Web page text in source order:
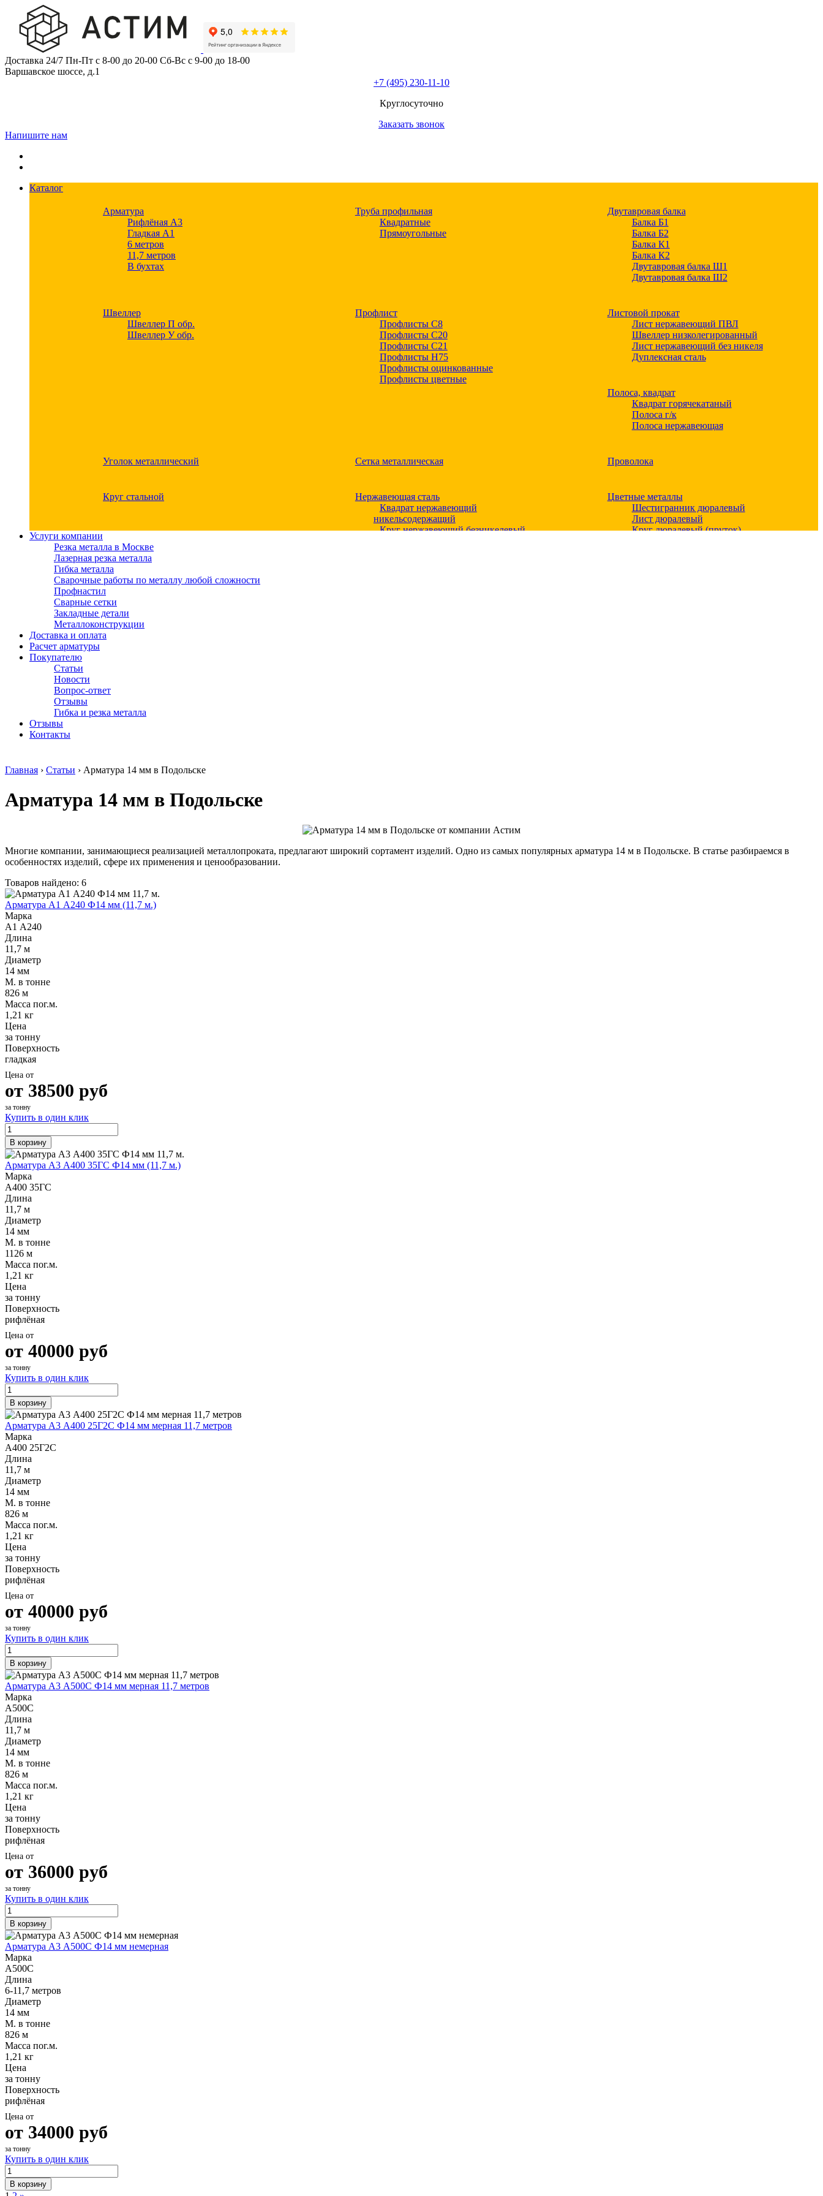
content
Доставка 24/7 Пн-Пт с 8-00 до 20-00 Сб-Вс с 9-00 до 18-00
Варшавское шоссе, д.1
+7 (495) 230-11-10
Круглосуточно
Заказать звонок
Напишите нам
Каталог
Арматура
Рифлёная А3
Гладкая А1
6 метров
11,7 метров
В бухтах
Труба профильная
Квадратные
Прямоугольные
Двутавровая балка
Балка Б1
Балка Б2
Балка К1
Балка К2
Двутавровая балка Ш1
Двутавровая балка Ш2
Швеллер
Швеллер П обр.
Швеллер У обр.
Профлист
Профлисты С8
Профлисты С20
Профлисты C21
Профлисты Н75
Профлисты оцинкованные
Профлисты цветные
Листовой прокат
Лист нержавеющий ПВЛ
Швеллер низколегированный
Лист нержавеющий без никеля
Дуплексная сталь
Полоса, квадрат
Квадрат горячекатаный
Полоса г/к
Полоса нержавеющая
Уголок металлический Сетка металлическая Проволока
Круг стальной
Нержавеющая сталь
Квадрат нержавеющий
никельсодержащий
Круг нержавеющий безникелевый
Цветные металлы
Шестигранник дюралевый
Лист дюралевый
Круг дюралевый (пруток)
Труба медная
Качественные стали
Фитинги
Услуги компании
Резка металла в Москве
Лазерная резка металла
Гибка металла
Сварочные работы по металлу любой сложности
Профнастил
Сварные сетки
Закладные детали
Металлоконструкции
Доставка и оплата
Расчет арматуры
Покупателю
Статьи
Новости
Вопрос-ответ
Отзывы
Гибка и резка металла
Отзывы
Контакты
Главная › Статьи › Арматура 14 мм в Подольске
Арматура 14 мм в Подольске
Многие компании, занимающиеся реализацией металлопроката, предлагают широкий сортамент изделий. Одно из самых популярных арматура 14 м в Подольске. В статье разбираемся в
особенностях изделий, сфере их применения и ценообразовании.
Товаров найдено: 6
Арматура А1 А240 Ф14 мм (11,7 м.)
Марка
А1 А240
Длина
11,7 м
Диаметр
14 мм
М. в тонне
826 м
Масса пог.м.
1,21 кг
Цена
за тонну
Поверхность
гладкая
Цена от
от 38500 руб
за тонну
Купить в один клик
В корзину
Арматура А3 А400 35ГС Ф14 мм (11,7 м.)
Марка
А400 35ГС
Длина
11,7 м
Диаметр
14 мм
М. в тонне
1126 м
Масса пог.м.
1,21 кг
Цена
за тонну
Поверхность
рифлёная
Цена от
от 40000 руб
за тонну
Купить в один клик
В корзину
Арматура А3 А400 25Г2С Ф14 мм мерная 11,7 метров
Марка
А400 25Г2С
Длина
11,7 м
Диаметр
14 мм
М. в тонне
826 м
Масса пог.м.
1,21 кг
Цена
за тонну
Поверхность
рифлёная
Цена от
от 40000 руб
за тонну
Купить в один клик
В корзину
Арматура А3 А500С Ф14 мм мерная 11,7 метров
Марка
А500С
Длина
11,7 м
Диаметр
14 мм
М. в тонне
826 м
Масса пог.м.
1,21 кг
Цена
за тонну
Поверхность
рифлёная
Цена от
от 36000 руб
за тонну
Купить в один клик
В корзину
Арматура А3 А500С Ф14 мм немерная
Марка
А500С
Длина
6-11,7 метров
Диаметр
14 мм
М. в тонне
826 м
Масса пог.м.
1,21 кг
Цена
за тонну
Поверхность
рифлёная
Цена от
от 34000 руб
за тонну
Купить в один клик
В корзину